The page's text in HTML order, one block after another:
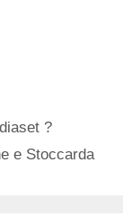
?
e Stoccarda